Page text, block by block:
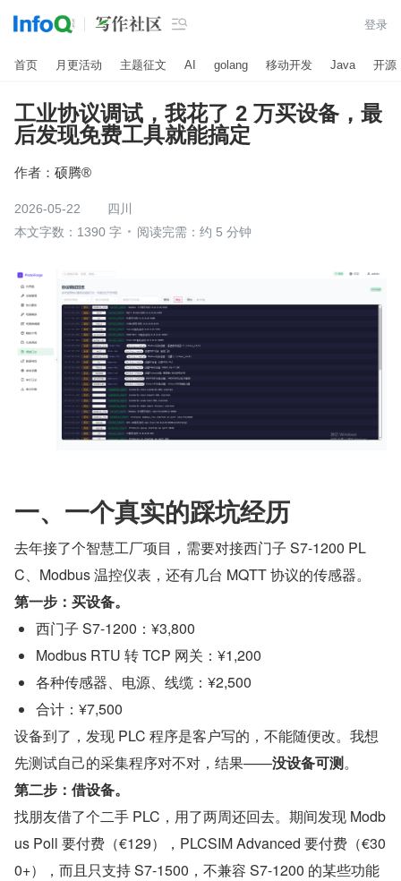
 登录
首页 月更活动 主题征文 AI golang 移动开发 Java 开源
工业协议调试，我花了 2 万买设备，最
后发现免费工具就能搞定
作者： 硕腾®
2026-05-22
四川
本文字数：1390 字
阅读完需：约 5 分钟
一、一个真实的踩坑经历
去年接了个智慧工厂项目，需要对接西门子 S7-1200 PL
C、Modbus 温控仪表，还有几台 MQTT 协议的传感器。
第一步：买设备。
西门子 S7-1200：¥3,800
Modbus RTU 转 TCP 网关：¥1,200
各种传感器、电源、线缆：¥2,500
合计：¥7,500
设备到了，发现 PLC 程序是客户写的，不能随便改。我想
先测试自己的采集程序对不对，结果——​没设备可测​。
第二步：借设备。
找朋友借了个二手 PLC，用了两周还回去。期间发现 Modb
us Poll 要付费（€129），PLCSIM Advanced 要付费（€30
0+），而且只支持 S7-1500，不兼容 S7-1200 的某些功能